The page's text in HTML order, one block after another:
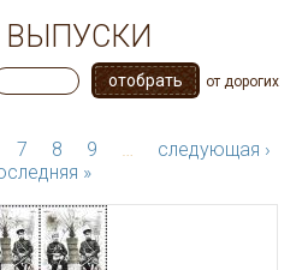
от дорогих
7 8 9 …
следующая ›
»